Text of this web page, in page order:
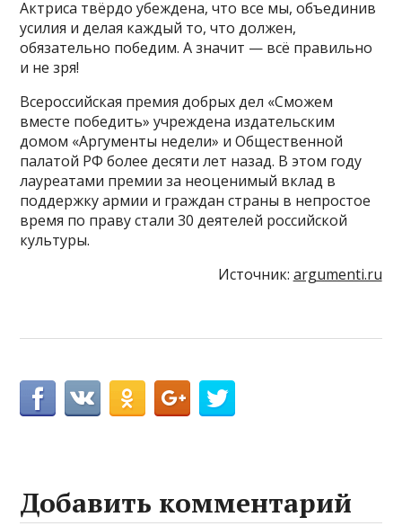
Актриса твёрдо убеждена, что все мы, объединив
усилия и делая каждый то, что должен,
обязательно победим. А значит — всё правильно
и не зря!
Всероссийская премия добрых дел «Сможем
вместе победить» учреждена издательским
домом «Аргументы недели» и Общественной
палатой РФ более десяти лет назад. В этом году
лауреатами премии за неоценимый вклад в
поддержку армии и граждан страны в непростое
время по праву стали 30 деятелей российской
культуры.
Источник: argumenti.ru
Добавить комментарий